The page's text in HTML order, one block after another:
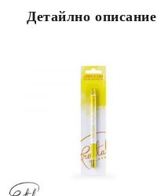
Детайлно описание